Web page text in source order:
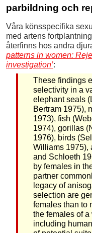
parbildning och
Våra könsspecifika
med artens
återfinns hos andra
patterns in women:
investigation’:
These findings
selectivity in a
elephant seals
Bertram 1975),
1973), fish
1974), gorillas
1976), birds
Williams 1975),
and Schloeth
by females in
partner
legacy of
selection are
females than to
the females of
including